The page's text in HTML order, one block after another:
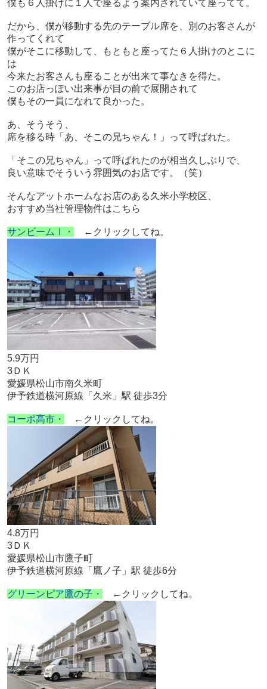
僕も６人掛けに１人で座るよう案内されていて座ってて。
だから、僕が移動する先のテーブル席を、別のお客さんが
作ってくれて
僕がそこに移動して、もともと座ってた６人掛けのとこに
は
今来たお客さんも座ることが出来て事なきを得た。
このお店っぽい出来事が目の前で展開されて
僕もその一員になれて良かった。
あ、そうそう、
席を移る時「あ、そこの兄ちゃん！」って呼ばれた。
「そこの兄ちゃん」って呼ばれたのが相当久しぶりで、
良い意味でそういう雰囲気のお店です。（笑）
そんなアットホームなお店のある久米小学校区、
おすすめ当社管理物件はこちら
サンビームⅠ・ ←クリックしてね。
5.9万円
3ＤＫ
愛媛県松山市南久米町
伊予鉄道横河原線「久米」駅 徒歩3分
コーポ高市・ ←クリックしてね。
4.8万円
3ＤＫ
愛媛県松山市鷹子町
伊予鉄道横河原線「鷹ノ子」駅 徒歩6分
グリーンピア鷹の子・ ←クリックしてね。